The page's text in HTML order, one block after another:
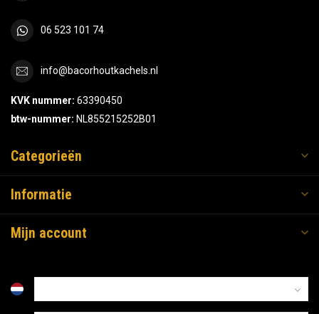
06 523 101 74
info@bacorhoutkachels.nl
KVK nummer: 63390450
btw-nummer: NL855215252B01
Categorieën
Informatie
Mijn account